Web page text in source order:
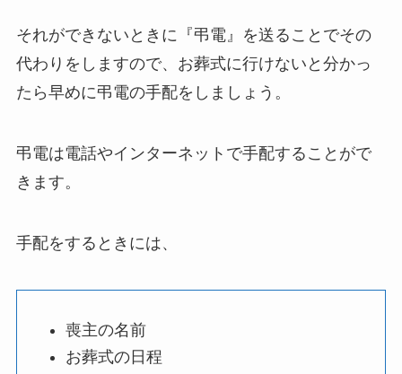
それができないときに『弔電』を送ることでその
代わりをしますので、お葬式に行けないと分かっ
たら早めに弔電の手配をしましょう。
弔電は電話やインターネットで手配することがで
きます。
手配をするときには、
喪主の名前
お葬式の日程